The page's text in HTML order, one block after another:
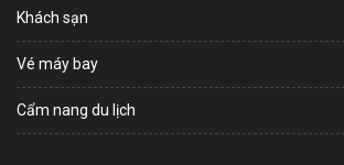
Khách sạn
Vé máy bay
Cẩm nang du lịch